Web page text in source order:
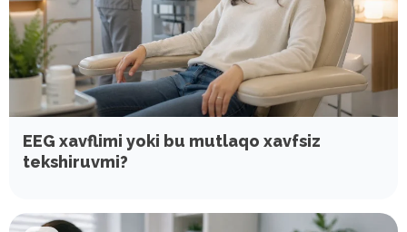
EEG xavflimi yoki bu mutlaqo xavfsiz
tekshiruvmi?